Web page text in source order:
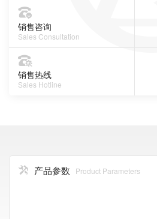
销售咨询
Sales Consultation
销售热线
Sales Hotline
产品参数 Product Parameters